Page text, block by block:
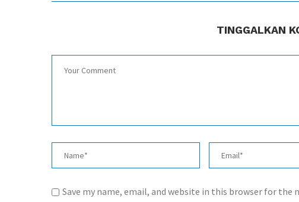
TINGGALKAN
Save my name, email, and website in this browser for the